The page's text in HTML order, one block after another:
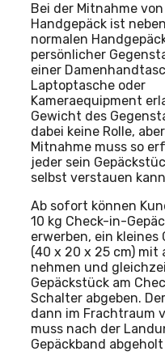
Bei der Mitnahme von
Handgepäck ist
normalen
persönlicher
einer
Laptoptasche oder
Kameraequipment
Gewicht des
dabei keine Rolle,
Mitnahme muss so
jeder sein
selbst verstauen
Ab sofort können
10 kg Check-in-
erwerben, ein kleines
(40 x 20 x 25 cm) mit
nehmen und
Gepäckstück am
Schalter abgeben.
dann im Frachtraum
muss nach der
Gepäckband